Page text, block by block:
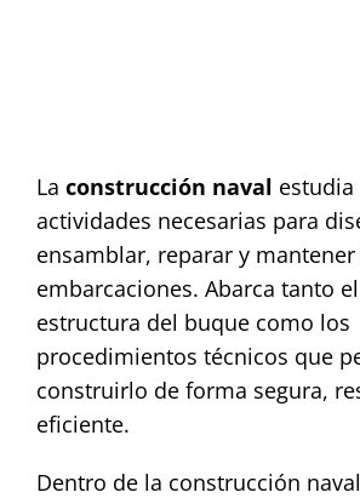
La construcción naval estudia
actividades necesarias para
ensamblar, reparar y
embarcaciones. Abarca tanto
estructura del buque como los
procedimientos técnicos que
construirlo de forma segura,
eficiente.
Dentro de la construcción